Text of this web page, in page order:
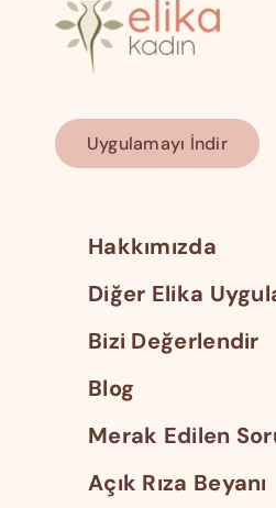
Uygulamayı İndir
Hakkımızda
Diğer Elika
Bizi Değerlendir
Blog
Merak Edilen
Açık Rıza Beyanı